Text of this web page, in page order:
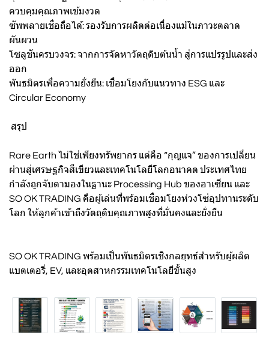
ควบคุมคุณภาพเข้มงวด
ซัพพลายเชื่อถือได้: รองรับการผลิตต่อเนื่องแม้ในภาวะตลาด
ผันผวน
โซลูชันครบวงจร: จากการจัดหาวัตถุดิบต้นน้ำ สู่การแปรรูปและส่ง
ออก
พันธมิตรเพื่อความยั่งยืน: เชื่อมโยงกับแนวทาง ESG และ
Circular Economy
สรุป
Rare Earth ไม่ใช่เพียงทรัพยากร แต่คือ “กุญแจ” ของการเปลี่ยน
ผ่านสู่เศรษฐกิจสีเขียวและเทคโนโลยีโลกอนาคต ประเทศไทย
กำลังถูกจับตามองในฐานะ Processing Hub ของอาเซียน และ
SO OK TRADING คือผู้เล่นที่พร้อมเชื่อมโยงห่วงโซ่อุปทานระดับ
โลก ให้ลูกค้าเข้าถึงวัตถุดิบคุณภาพสูงที่มั่นคงและยั่งยืน
SO OK TRADING พร้อมเป็นพันธมิตรเชิงกลยุทธ์สำหรับผู้ผลิต
แบตเตอรี่, EV, และอุตสาหกรรมเทคโนโลยีขั้นสูง